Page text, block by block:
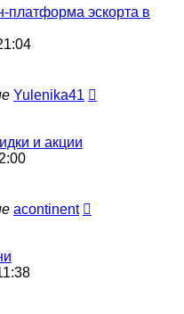
платформа эскорта в
Yulenika41
и акции
acontinent